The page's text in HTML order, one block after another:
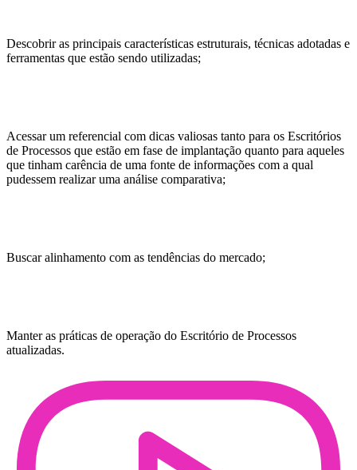
Descobrir as principais características estruturais, técnicas adotadas e
ferramentas que estão sendo utilizadas;
Acessar um referencial com dicas valiosas tanto para os Escritórios
de Processos que estão em fase de implantação quanto para aqueles
que tinham carência de uma fonte de informações com a qual
pudessem realizar uma análise comparativa;
Buscar alinhamento com as tendências do mercado;
Manter as práticas de operação do Escritório de Processos
atualizadas.